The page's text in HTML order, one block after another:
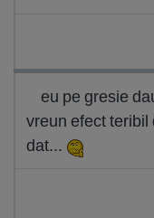
eu pe gresie
vreun efect teribil
dat...